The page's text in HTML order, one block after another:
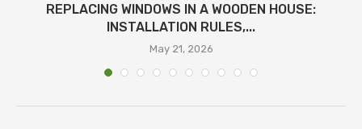
REPLACING WINDOWS IN A WOODEN HOUSE:
INSTALLATION RULES,...
May 21, 2026